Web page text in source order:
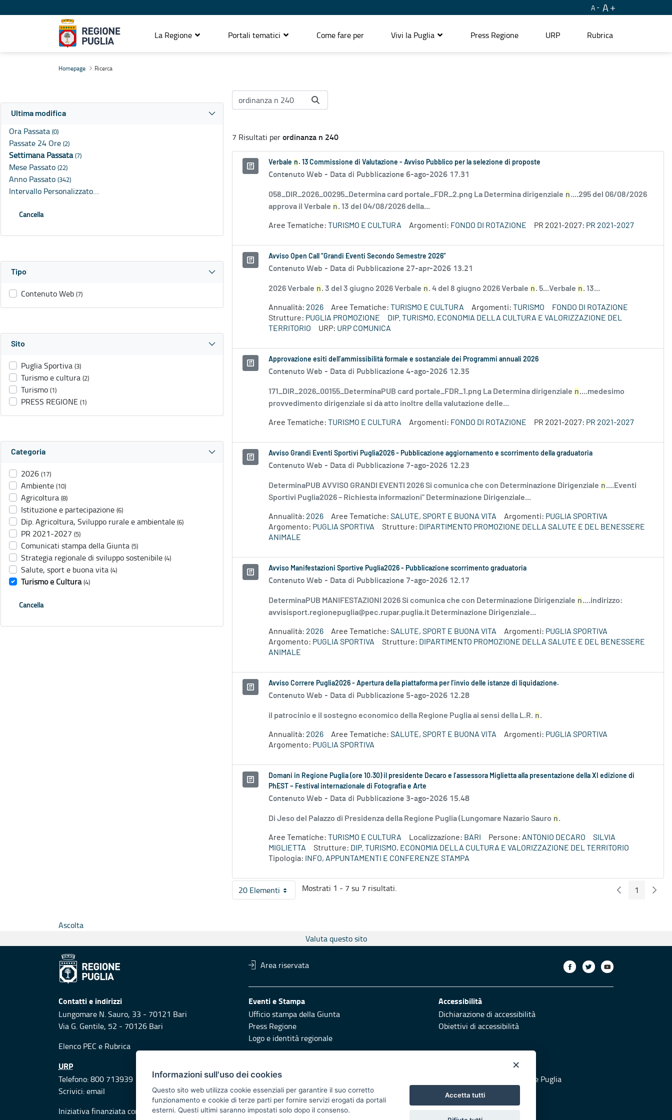
A A
La Regione Portali tematici Come fare per Vivi la Puglia Press Regione URP Rubrica
Homepage Ricerca
Ultima modifica
Ora Passata (0)
Passate 24 Ore (2)
Settimana Passata(7)
Mese Passato (22)
Anno Passato (342)
Intervallo Personalizzato…
Cancella
Tipo
Contenuto Web (7)
Sito
Puglia Sportiva (3)
Turismo e cultura (2)
Turismo (1)
PRESS REGIONE (1)
Categoria
2026 (17)
Ambiente (10)
Agricoltura (8)
Istituzione e partecipazione (6)
Dip. Agricoltura, Sviluppo rurale e ambientale (6)
PR 2021-2027 (5)
Comunicati stampa della Giunta (5)
Strategia regionale di sviluppo sostenibile (4)
Salute, sport e buona vita (4)
Turismo e Cultura (4)
Cancella
7 Risultati perordinanza n 240
Verbale n . 13 Commissione di Valutazione - Avviso Pubblico per la selezione di proposte
Contenuto Web - Data di Pubblicazione 6-ago-2026 17.31
058_DIR_2026_00295_Determina card portale_FDR_2.png La Determina dirigenziale n....295 del 06/08/2026
approva il Verbale n. 13 del 04/08/2026 della...
Aree Tematiche: TURISMO E CULTURA Argomenti: FONDO DI ROTAZIONE PR 2021-2027: PR 2021-2027
Avviso Open Call “Grandi Eventi Secondo Semestre 2026”
Contenuto Web - Data di Pubblicazione 27-apr-2026 13.21
2026 Verbale n. 3 del 3 giugno 2026 Verbale n. 4 del 8 giugno 2026 Verbale n. 5...Verbale n. 13...
Annualità: 2026 Aree Tematiche: TURISMO E CULTURA Argomenti: TURISMO
FONDO DI ROTAZIONE
Strutture: PUGLIA PROMOZIONE
DIP. TURISMO, ECONOMIA DELLA CULTURA E VALORIZZAZIONE DEL
TERRITORIO
URP: URP COMUNICA
Approvazione esiti dell’ammissibilità formale e sostanziale dei Programmi annuali 2026
Contenuto Web - Data di Pubblicazione 4-ago-2026 12.35
171_DIR_2026_00155_DeterminaPUB card portale_FDR_1.png La Determina dirigenziale n....medesimo
provvedimento dirigenziale si dà atto inoltre della valutazione delle...
Aree Tematiche: TURISMO E CULTURA Argomenti: FONDO DI ROTAZIONE PR 2021-2027: PR 2021-2027
Avviso Grandi Eventi Sportivi Puglia2026 - Pubblicazione aggiornamento e scorrimento della graduatoria
Contenuto Web - Data di Pubblicazione 7-ago-2026 12.23
DeterminaPUB AVVISO GRANDI EVENTI 2026 Si comunica che con Determinazione Dirigenziale n....Eventi
Sportivi Puglia2026 – Richiesta informazioni” Determinazione Dirigenziale...
Annualità: 2026 Aree Tematiche: SALUTE, SPORT E BUONA VITA Argomenti: PUGLIA SPORTIVA
Argomento: PUGLIA SPORTIVA Strutture: DIPARTIMENTO PROMOZIONE DELLA SALUTE E DEL BENESSERE
ANIMALE
Avviso Manifestazioni Sportive Puglia2026 - Pubblicazione scorrimento graduatoria
Contenuto Web - Data di Pubblicazione 7-ago-2026 12.17
DeterminaPUB MANIFESTAZIONI 2026 Si comunica che con Determinazione Dirigenziale n....indirizzo:
avvisisport.regionepuglia@pec.rupar.puglia.it Determinazione Dirigenziale...
Annualità: 2026 Aree Tematiche: SALUTE, SPORT E BUONA VITA Argomenti: PUGLIA SPORTIVA
Argomento: PUGLIA SPORTIVA Strutture: DIPARTIMENTO PROMOZIONE DELLA SALUTE E DEL BENESSERE
ANIMALE
Avviso Correre Puglia2026 - Apertura della piattaforma per l’invio delle istanze di liquidazione.
Contenuto Web - Data di Pubblicazione 5-ago-2026 12.28
il patrocinio e il sostegno economico della Regione Puglia ai sensi della L.R. n.
Annualità: 2026 Aree Tematiche: SALUTE, SPORT E BUONA VITA Argomenti: PUGLIA SPORTIVA
Argomento: PUGLIA SPORTIVA
Domani in Regione Puglia (ore 10.30) il presidente Decaro e l’assessora Miglietta alla presentazione della XI edizione di
PhEST – Festival internazionale di Fotografia e Arte
Contenuto Web - Data di Pubblicazione 3-ago-2026 15.48
Di Jeso del Palazzo di Presidenza della Regione Puglia (Lungomare Nazario Sauro n.
Aree Tematiche: TURISMO E CULTURA Localizzazione: BARI Persone: ANTONIO DECARO
SILVIA
MIGLIETTA
Strutture: DIP. TURISMO, ECONOMIA DELLA CULTURA E VALORIZZAZIONE DEL TERRITORIO
Tipologia:
INFO, APPUNTAMENTI E CONFERENZE STAMPA
20 ElementiPer pagina
Mostrati 1 - 7 su 7 risultati. PaginaPagina
1
Ascolta
Valuta questo sito
Area riservata
Contatti e indirizzi
Lungomare N. Sauro, 33 - 70121 Bari
Via G. Gentile, 52 - 70126 Bari
Elenco PEC e Rubrica
Eventi e Stampa
Ufficio stampa della Giunta
Press Regione
Logo e identità regionale
Accessibilità
Dichiarazione di accessibilità
Obiettivi di accessibilità
URP
Telefono: 800 713939
Scrivici:email
Responsabili di pubblicazione Vai al sito di Protezione Civile Puglia
Iniziativa finanziata con risorse del POR Puglia 2014/2020 - Asse XI
×
Informazioni sull'uso dei cookies
Questo sito web utilizza cookie essenziali per garantire il suo corretto
funzionamento e cookie di terze parti per fornire servizi erogati da portali
esterni. Questi ultimi saranno impostati solo dopo il consenso.
Accetta tutti